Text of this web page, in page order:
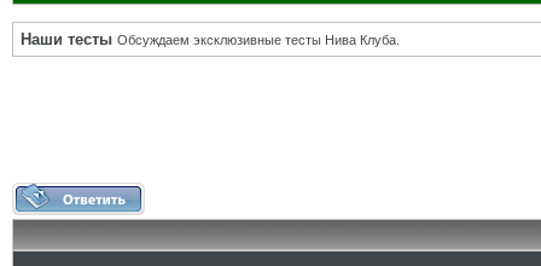
Наши тесты Обсуждаем эксклюзивные тесты Нива Клуба.